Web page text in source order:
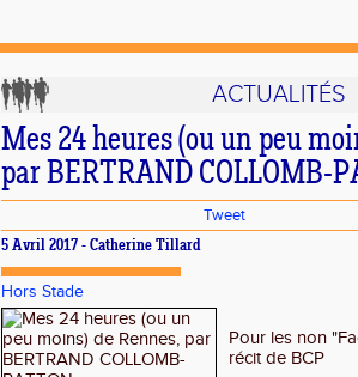
ACTUALITÉS
Mes 24 heures (ou un peu
par BERTRAND COLLOMB-
Tweet
5 Avril 2017 - Catherine Tillard
Hors Stade
Pour les non
récit de BCP